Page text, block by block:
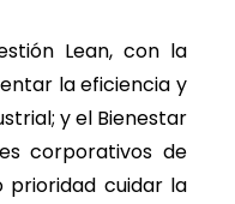
Lean, con la
la eficiencia y
y el Bienestar
corporativos de
prioridad cuidar la